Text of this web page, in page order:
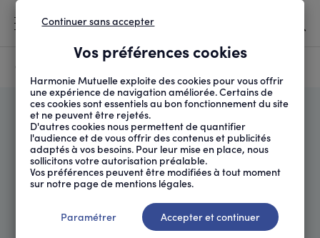
FIL
D'ARIANE
ACCUEIL VOS RETOURS ET SUGGE...
Vos retours et suggestions
Cher lecteur, chère lectrice,
Merci de prendre le temps de partager vos
impressions avec nous. Votre avis est essentiel
pour améliorer constamment votre expérience
Vos préférences cookies
Harmonie Mutuelle exploite des cookies pour vous offrir
une expérience de navigation améliorée. Certains de
ces cookies sont essentiels au bon fonctionnement du site
et ne peuvent être rejetés.
D'autres cookies nous permettent de quantifier
l'audience et de vous offrir des contenus et publicités
adaptés à vos besoins. Pour leur mise en place, nous
sollicitons votre autorisation préalable.
Vos préférences peuvent être modifiées à tout moment
sur notre page de mentions légales.
Continuer sans accepter
Paramétrer Accepter et continuer